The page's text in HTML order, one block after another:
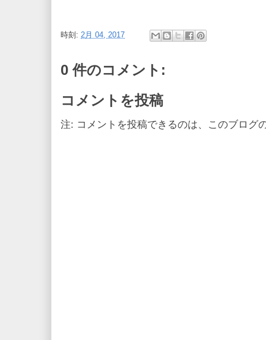
時刻: 2月 04, 2017
0 件のコメント:
コメントを投稿
注: コメントを投稿できるのは、このブログ